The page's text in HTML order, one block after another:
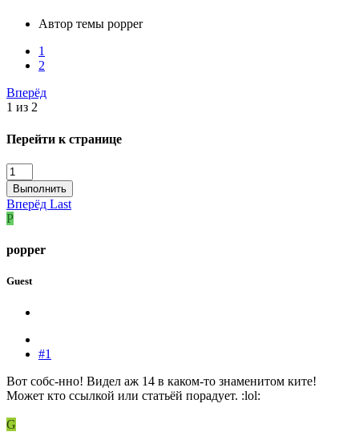
Автор темы popper
1
2
Вперёд
1 из 2
Перейти к странице
Выполнить
Вперёд Last
P
popper
Guest
#1
Вот собс-нно! Видел аж 14 в каком-то знаменитом ките!
Может кто ссылкой или статьёй порадует. :lol:
G